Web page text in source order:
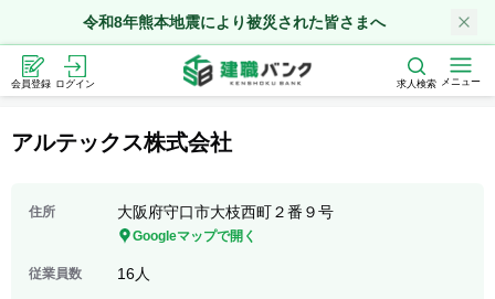
令和8年熊本地震により被災された皆さまへ
会員登録 ログイン 求人検索 メニュー
アルテックス株式会社
住所 大阪府守口市大枝西町２番９号
Googleマップで開く
従業員数 16人